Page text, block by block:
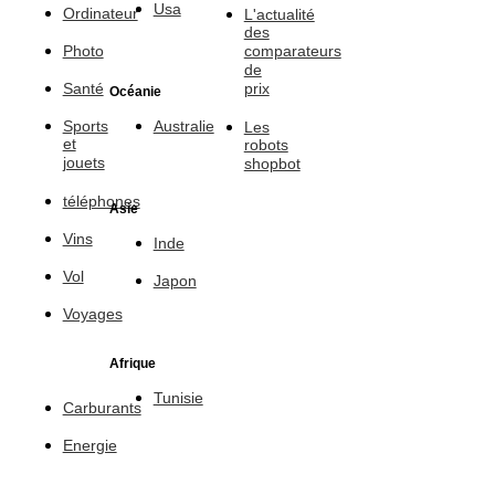
Ordinateur
Photo
Santé
Sports
et
jouets
téléphones
Vins
Vol
Voyages
Carburants
Energie
Usa
Océanie
Australie
Asie
Inde
Japon
Afrique
Tunisie
L'actualité
des
comparateurs
de
prix
Les
robots
shopbot